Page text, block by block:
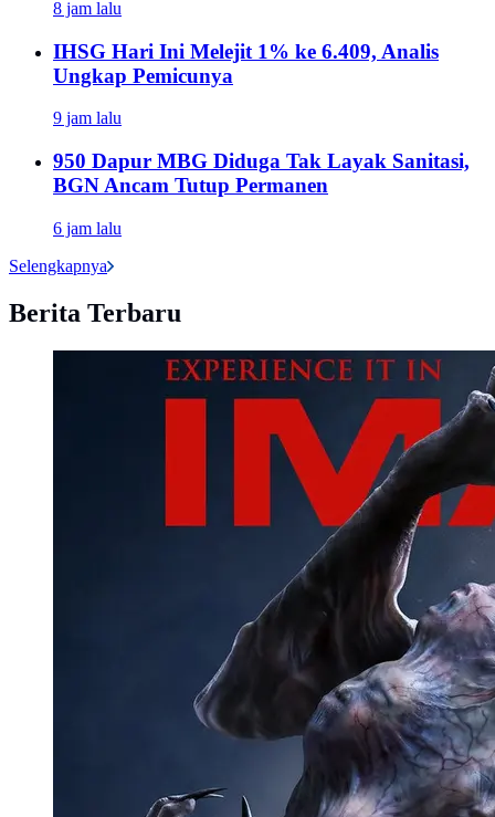
8 jam lalu
IHSG Hari Ini Melejit 1% ke 6.409, Analis
Ungkap Pemicunya
9 jam lalu
950 Dapur MBG Diduga Tak Layak Sanitasi,
BGN Ancam Tutup Permanen
6 jam lalu
Selengkapnya
Berita Terbaru